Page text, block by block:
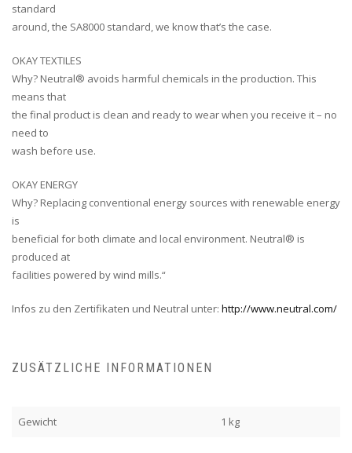
standard
around, the SA8000 standard, we know that’s the case.
OKAY TEXTILES
Why? Neutral® avoids harmful chemicals in the production. This
means that
the final product is clean and ready to wear when you receive it – no
need to
wash before use.
OKAY ENERGY
Why? Replacing conventional energy sources with renewable energy
is
beneficial for both climate and local environment. Neutral® is
produced at
facilities powered by wind mills.“
Infos zu den Zertifikaten und Neutral unter: http://www.neutral.com/
ZUSÄTZLICHE INFORMATIONEN
Gewicht 1 kg